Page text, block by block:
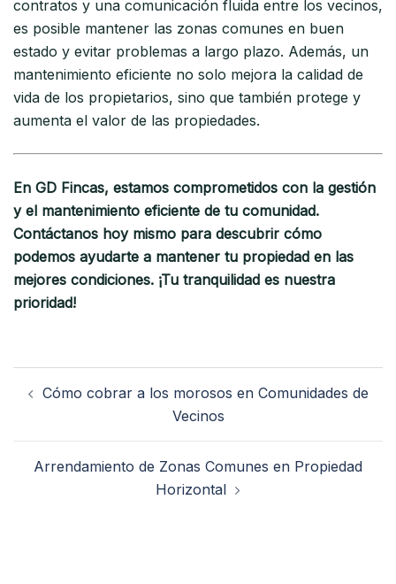
contratos y una comunicación fluida entre los vecinos,
es posible mantener las zonas comunes en buen
estado y evitar problemas a largo plazo. Además, un
mantenimiento eficiente no solo mejora la calidad de
vida de los propietarios, sino que también protege y
aumenta el valor de las propiedades.
En GD Fincas, estamos comprometidos con la gestión
y el mantenimiento eficiente de tu comunidad.
Contáctanos hoy mismo para descubrir cómo
podemos ayudarte a mantener tu propiedad en las
mejores condiciones. ¡Tu tranquilidad es nuestra
prioridad!
Navegación
de Cómo cobrar a los morosos en Comunidades de
Vecinos
Arrendamiento de Zonas Comunes en Propiedad
Horizontal